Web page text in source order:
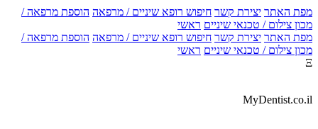
מפת האתר יצירת קשר חיפוש רופא שיניים / מרפאה הוספת מרפאה /
מכון צילום / טכנאי שיניים ראשי
מפת האתר יצירת קשר חיפוש רופא שיניים / מרפאה הוספת מרפאה /
מכון צילום / טכנאי שיניים ראשי
Ξ
MyDentist.co.il